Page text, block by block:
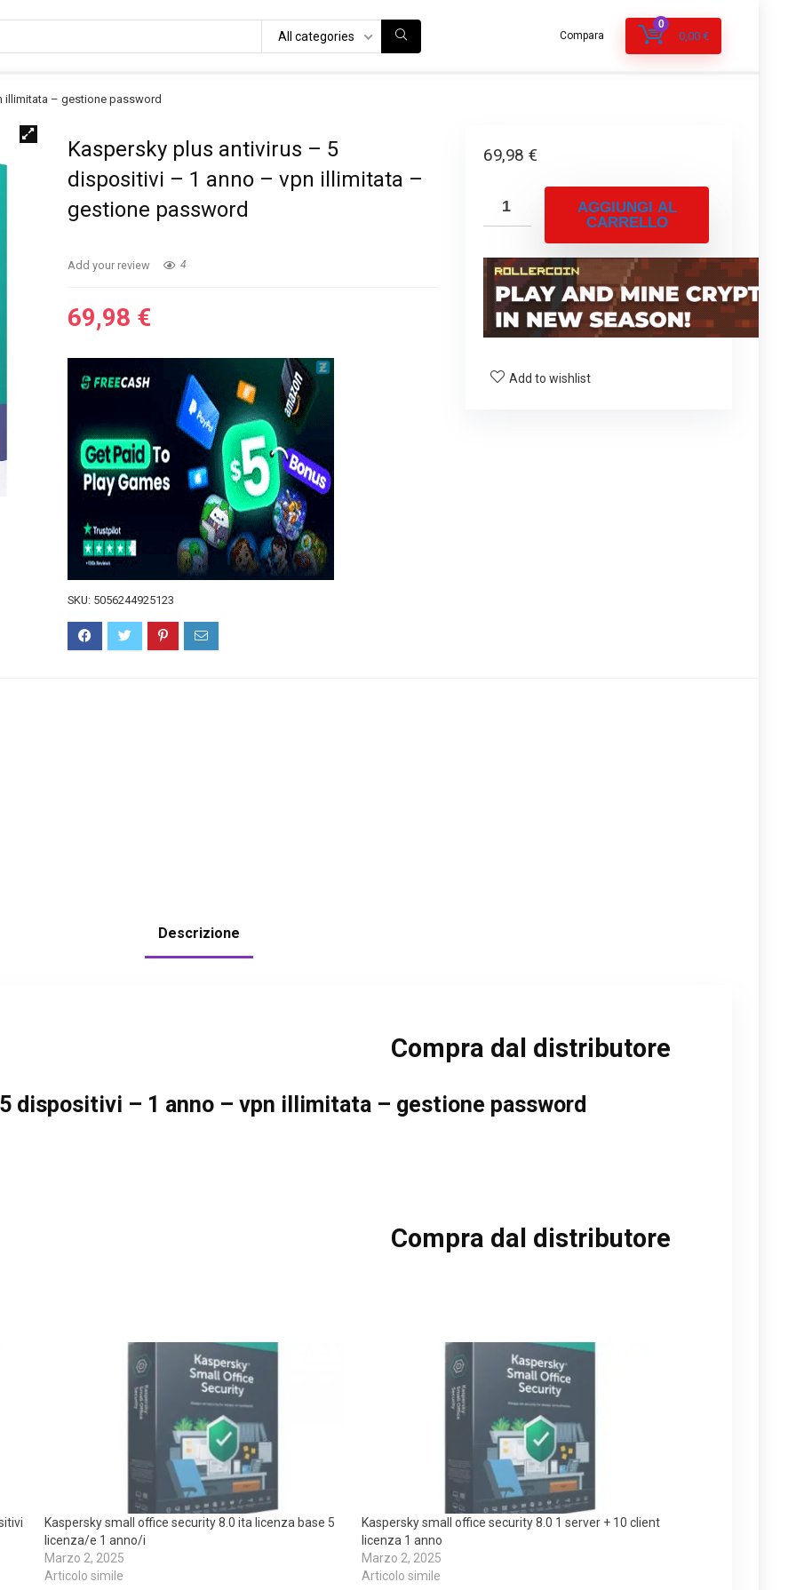
All categories Compara
0
0,00 €
illimitata – gestione password
Kaspersky plus antivirus – 5
dispositivi – 1 anno – vpn illimitata –
gestione password
Add your review 4
69,98 €
SKU: 5056244925123
69,98 €
AGGIUNGI AL
CARRELLO
Add to wishlist
Descrizione
Compra dal distributore
dispositivi – 1 anno – vpn illimitata – gestione password
Compra dal distributore
Kaspersky small office security 8.0 ita licenza base 5
licenza/e 1 anno/i
Marzo 2, 2025
Articolo simile
Kaspersky small office security 8.0 1 server + 10 client
licenza 1 anno
Marzo 2, 2025
Articolo simile